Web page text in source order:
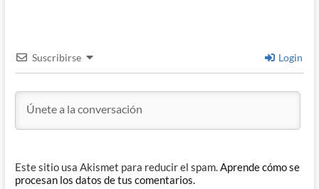
Suscribirse Login
Este sitio usa Akismet para reducir el spam.Aprende cómo se
procesan los datos de tus comentarios.